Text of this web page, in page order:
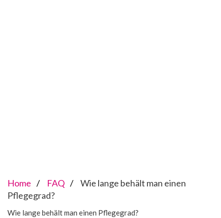
Home FAQ
Wie lange behält man einen
Pflegegrad?
Wie lange behält man einen Pflegegrad?